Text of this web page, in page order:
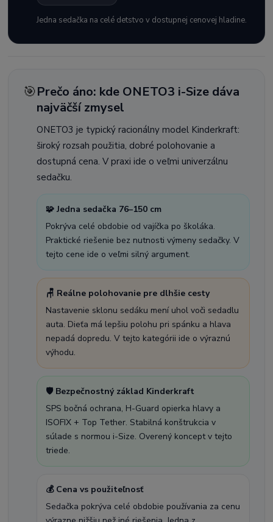
Jedna sedačka na celé detstvo v dostupnej cenovej hladine.
🎯Prečo áno: kde ONETO3 i-Size dáva
najväčší zmysel
ONETO3 je typický racionálny model Kinderkraft:
široký rozsah použitia, dobré polohovanie a
dostupná cena. V praxi ide o veľmi univerzálnu
sedačku.
🧩 Jedna sedačka 76–150 cm
Pokrýva celé obdobie od vajíčka po školáka.
Praktické riešenie bez nutnosti výmeny sedačky. V
tejto cene ide o veľmi silný argument.
🪑 Reálne polohovanie pre dlhšie cesty
Nastavenie sklonu sedáku mení uhol voči sedadlu
auta. Dieťa má lepšiu polohu pri spánku a hlava
nepadá dopredu. V tejto kategórii ide o výraznú
výhodu.
🛡️ Bezpečnostný základ Kinderkraft
SPS bočná ochrana, H-Guard opierka hlavy a
ISOFIX + Top Tether. Stabilná konštrukcia v
súlade s normou i-Size. Overený koncept v tejto
triede.
💰 Cena vs použiteľnosť
Sedačka pokrýva celé obdobie používania za cenu